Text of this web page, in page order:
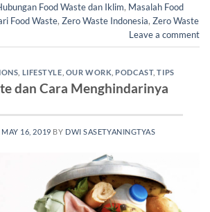
Food Waste dan Iklim, Masalah Food
Food Waste, Zero Waste Indonesia, Zero Waste
Leave a comment
LIFESTYLE OUR WORK PODCAST,TIPS
dan Cara Menghindarinya
MAY 16, 2019 BY DWI SASETYANINGTYAS